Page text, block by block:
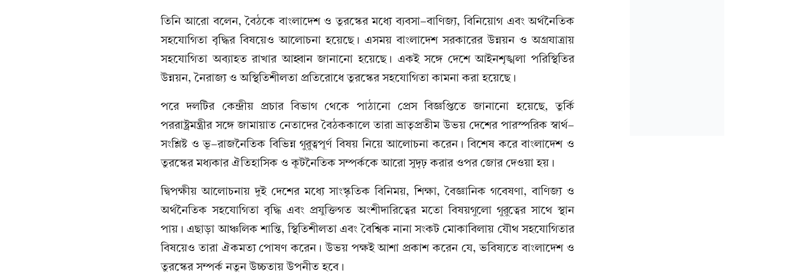
তিনি আরো বলেন, বৈঠকে বাংলাদেশ ও তুরস্কের মধ্যে ব্যবসা-বাণিজ্য, বিনিয়োগ এবং অর্থনৈতিক
সহযোগিতা বৃদ্ধির বিষয়েও আলোচনা হয়েছে। এসময় বাংলাদেশ সরকারের উন্নয়ন ও অগ্রযাত্রায়
সহযোগিতা অব্যাহত রাখার আহ্বান জানানো হয়েছে। একই সঙ্গে দেশে আইনশৃঙ্খলা পরিস্থিতির
উন্নয়ন, নৈরাজ্য ও অস্থিতিশীলতা প্রতিরোধে তুরস্কের সহযোগিতা কামনা করা হয়েছে।
পরে দলটির কেন্দ্রীয় প্রচার বিভাগ থেকে পাঠানো প্রেস বিজ্ঞপ্তিতে জানানো হয়েছে, তুর্কি
পররাষ্ট্রমন্ত্রীর সঙ্গে জামায়াত নেতাদের বৈঠককালে তারা ভ্রাতৃপ্রতীম উভয় দেশের পারস্পরিক স্বার্থ-
সংশ্লিষ্ট ও ভূ-রাজনৈতিক বিভিন্ন গুরুত্বপূর্ণ বিষয় নিয়ে আলোচনা করেন। বিশেষ করে বাংলাদেশ ও
তুরস্কের মধ্যকার ঐতিহাসিক ও কূটনৈতিক সম্পর্ককে আরো সুদৃঢ় করার ওপর জোর দেওয়া হয়।
দ্বিপক্ষীয় আলোচনায় দুই দেশের মধ্যে সাংস্কৃতিক বিনিময়, শিক্ষা, বৈজ্ঞানিক গবেষণা, বাণিজ্য ও
অর্থনৈতিক সহযোগিতা বৃদ্ধি এবং প্রযুক্তিগত অংশীদারিত্বের মতো বিষয়গুলো গুরুত্বের সাথে স্থান
পায়। এছাড়া আঞ্চলিক শান্তি, স্থিতিশীলতা এবং বৈশ্বিক নানা সংকট মোকাবিলায় যৌথ সহযোগিতার
বিষয়েও তারা ঐকমত্য পোষণ করেন। উভয় পক্ষই আশা প্রকাশ করেন যে, ভবিষ্যতে বাংলাদেশ ও
তুরস্কের সম্পর্ক নতুন উচ্চতায় উপনীত হবে।